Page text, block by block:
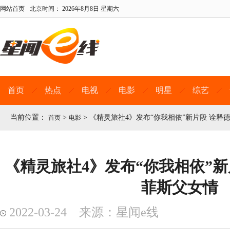
网站首页 北京时间： 2026年8月8日 星期六
首页 热点 电视 电影 明星 综艺
当前位置： 首页 > 电影 > 《精灵旅社4》发布“你我相依”新片段 诠释
《精灵旅社4》发布“你我相依”
菲斯父女情
2022-03-24 来源：星闻e线